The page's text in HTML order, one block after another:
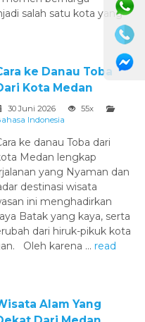
salah satu kota yang
ke Danau Toba
Kota Medan
30 Juni 2026
55x
Indonesia
ke danau Toba dari
Medan lengkap
yang Nyaman dan
destinasi wisata
ini menghadirkan
Batak yang kaya, serta
dari hiruk-pikuk kota
Oleh karena ... read
Alam Yang